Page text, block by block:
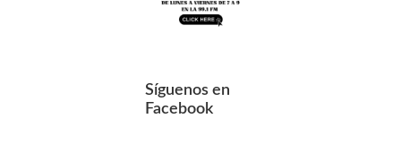
Síguenos en
Facebook